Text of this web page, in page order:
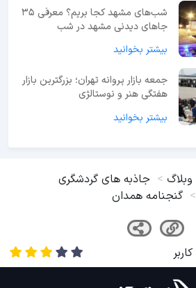
شب‌های مشهد کجا بریم؟ معرفی 35
جاهای دیدنی مشهد در شب
بیشتر بخوانید
جمعه بازار پروانه تهران؛ بزرگترین بازار
هفتگی هنر و نوستالژی
بیشتر بخوانید
وبلاگ
جاذبه های گردشگری
گنجنامه همدان
کاربر